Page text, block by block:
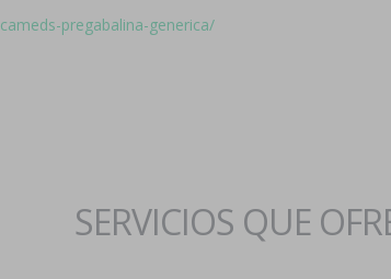
pregabalina-generica/
SERVICIOS QUE